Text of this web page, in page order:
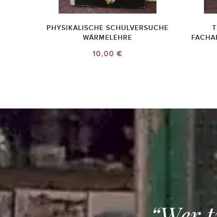
PHYSIKALISCHE SCHULVERSUCHE
WÄRMELEHRE
10,00 €